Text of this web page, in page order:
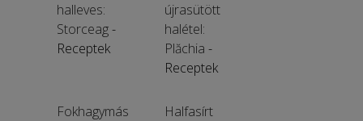
halleves:
Storceag-
Receptek
újrasütött
halétel:
Plăchia -
Receptek
Fokhagymás
Halfasírt